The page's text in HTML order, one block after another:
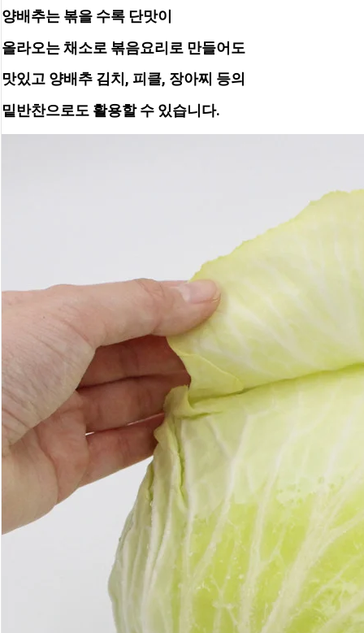
양배추는 볶을 수록 단맛이
올라오는 채소로 볶음요리로 만들어도
맛있고 양배추 김치, 피클, 장아찌 등의
밑반찬으로도 활용할 수 있습니다.